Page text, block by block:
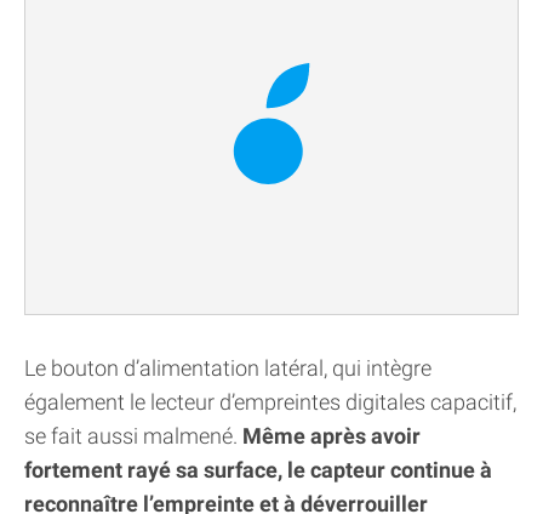
Le bouton d’alimentation latéral, qui intègre
également le lecteur d’empreintes digitales capacitif,
se fait aussi malmené. Même après avoir
fortement rayé sa surface, le capteur continue à
reconnaître l’empreinte et à déverrouiller